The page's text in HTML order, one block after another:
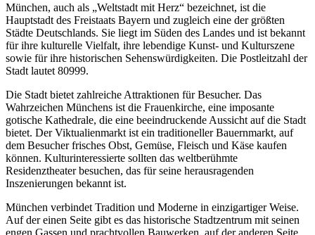
München, auch als „Weltstadt mit Herz“ bezeichnet, ist die
Hauptstadt des Freistaats Bayern und zugleich eine der größten
Städte Deutschlands. Sie liegt im Süden des Landes und ist bekannt
für ihre kulturelle Vielfalt, ihre lebendige Kunst- und Kulturszene
sowie für ihre historischen Sehenswürdigkeiten. Die Postleitzahl der
Stadt lautet 80999.
Die Stadt bietet zahlreiche Attraktionen für Besucher. Das
Wahrzeichen Münchens ist die Frauenkirche, eine imposante
gotische Kathedrale, die eine beeindruckende Aussicht auf die Stadt
bietet. Der Viktualienmarkt ist ein traditioneller Bauernmarkt, auf
dem Besucher frisches Obst, Gemüse, Fleisch und Käse kaufen
können. Kulturinteressierte sollten das weltberühmte
Residenztheater besuchen, das für seine herausragenden
Inszenierungen bekannt ist.
München verbindet Tradition und Moderne in einzigartiger Weise.
Auf der einen Seite gibt es das historische Stadtzentrum mit seinen
engen Gassen und prachtvollen Bauwerken, auf der anderen Seite